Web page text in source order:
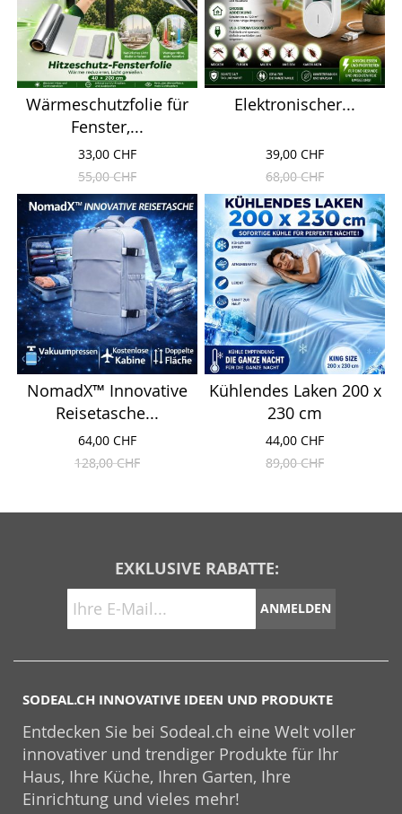
Wärmeschutzfolie für
Fenster,...
33,00 CHF
55,00 CHF
Elektronischer...
39,00 CHF
68,00 CHF
NomadX™ Innovative
Reisetasche...
64,00 CHF
128,00 CHF
Kühlendes Laken 200 x
230 cm
44,00 CHF
89,00 CHF
EXKLUSIVE RABATTE:
ANMELDEN
SODEAL.CH INNOVATIVE IDEEN UND PRODUKTE
Entdecken Sie bei Sodeal.ch eine Welt voller
innovativer und trendiger Produkte für Ihr
Haus, Ihre Küche, Ihren Garten, Ihre
Einrichtung und vieles mehr!